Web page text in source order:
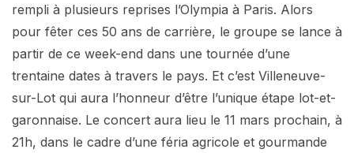
rempli à plusieurs reprises l’Olympia à Paris. Alors
pour fêter ces 50 ans de carrière, le groupe se lance à
partir de ce week-end dans une tournée d’une
trentaine dates à travers le pays. Et c’est Villeneuve-
sur-Lot qui aura l’honneur d’être l’unique étape lot-et-
garonnaise. Le concert aura lieu le 11 mars prochain, à
21h, dans le cadre d’une féria agricole et gourmande